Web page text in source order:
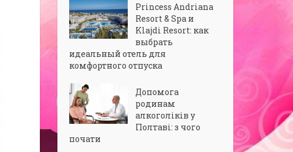
Princess Andriana
Resort & Spa и
Klajdi Resort: как
выбрать
идеальный отель для
комфортного отпуска
Допомога
родинам
алкоголіків у
Полтаві: з чого
почати